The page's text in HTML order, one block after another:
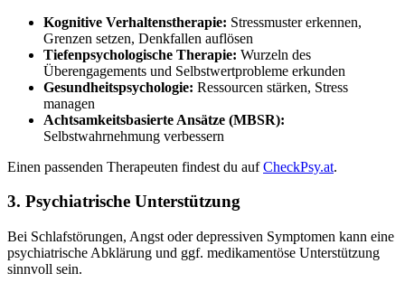
Kognitive Verhaltenstherapie: Stressmuster erkennen,
Grenzen setzen, Denkfallen auflösen
Tiefenpsychologische Therapie: Wurzeln des
Überengagements und Selbstwertprobleme erkunden
Gesundheitspsychologie: Ressourcen stärken, Stress
managen
Achtsamkeitsbasierte Ansätze (MBSR):
Selbstwahrnehmung verbessern
Einen passenden Therapeuten findest du auf CheckPsy.at.
3. Psychiatrische Unterstützung
Bei Schlafstörungen, Angst oder depressiven Symptomen kann eine
psychiatrische Abklärung und ggf. medikamentöse Unterstützung
sinnvoll sein.